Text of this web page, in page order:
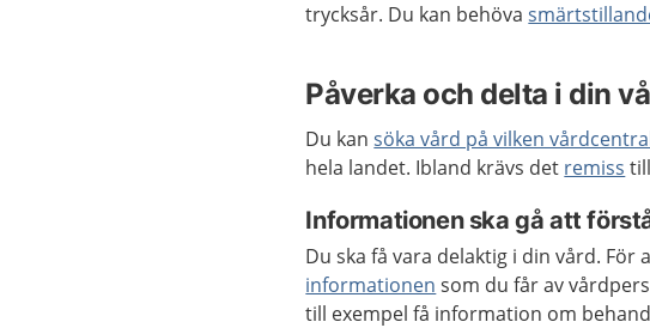
trycksår. Du kan behöva
Påverka och delta i din
Du kansöka vård på vilken
hela landet. Ibland krävs det remiss
Informationen ska gå att
Du ska få vara delaktig i din vård.
informationen som du får av
till exempel få information om